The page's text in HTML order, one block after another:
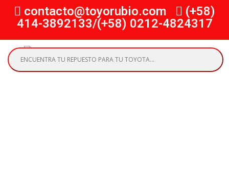
contacto@toyorubio.com
(+58)
414-3892133/(+58) 0212-4824317